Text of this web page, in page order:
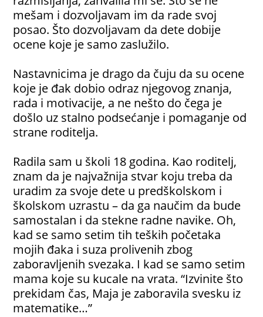
mešam i dozvoljavam im da rade svoj
posao. Što dozvoljavam da dete dobije
ocene koje je samo zaslužilo.
Nastavnicima je drago da čuju da su ocene
koje je đak dobio odraz njegovog znanja,
rada i motivacije, a ne nešto do čega je
došlo uz stalno podsećanje i pomaganje od
strane roditelja.
Radila sam u školi 18 godina. Kao roditelj,
znam da je najvažnija stvar koju treba da
uradim za svoje dete u predškolskom i
školskom uzrastu – da ga naučim da bude
samostalan i da stekne radne navike. Oh,
kad se samo setim tih teških početaka
mojih đaka i suza prolivenih zbog
zaboravljenih svezaka. I kad se samo setim
mama koje su kucale na vrata. “Izvinite što
prekidam čas, Maja je zaboravila svesku iz
matematike…”